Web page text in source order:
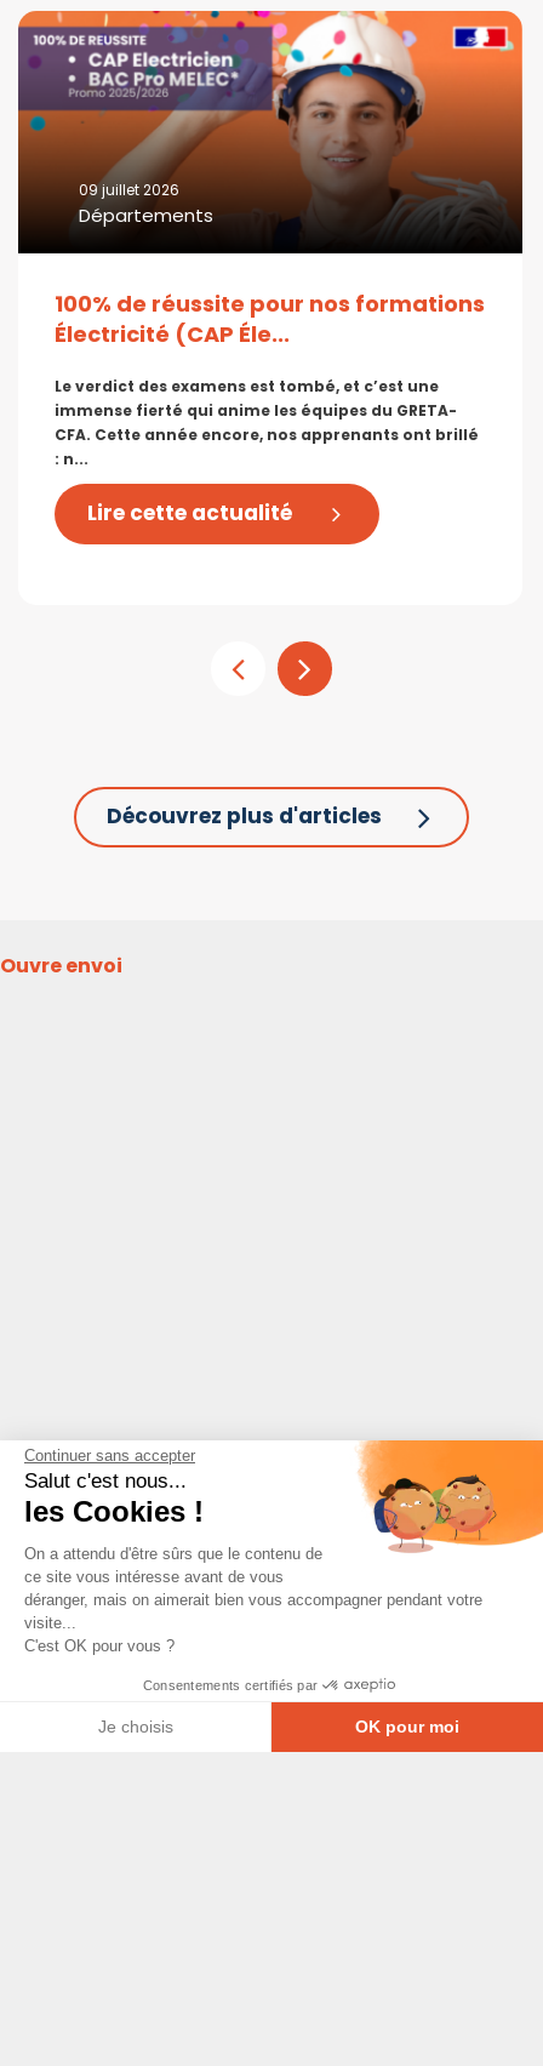
09 juillet 2026
Départements
100% de réussite pour nos formations
Électricité (CAP Éle...
Le verdict des examens est tombé, et c’est une
immense fierté qui anime les équipes du GRETA-
CFA. Cette année encore, nos apprenants ont brillé
: n...
Lire cette actualité
Découvrez plus d'articles
Ouvre envoi
Continuer sans accepter
Salut c'est nous...
les Cookies !
On a attendu d'être sûrs que le contenu de
ce site vous intéresse avant de vous
déranger, mais on aimerait bien vous accompagner pendant votre
visite...
C'est OK pour vous ?
Consentements certifiés par
Je choisis OK pour moi